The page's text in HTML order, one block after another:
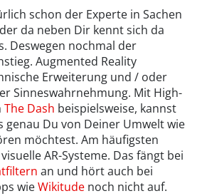
schon der Experte in Sachen
da neben Dir kennt sich da
Deswegen nochmal der
Augmented Reality
Erweiterung und / oder
Sinneswahrnehmung. Mit High-
The Dash beispielsweise, kannst
genau Du von Deiner Umwelt wie
möchtest. Am häufigsten
AR-Systeme. Das fängt bei
an und hört auch bei
wieWikitude noch nicht auf.